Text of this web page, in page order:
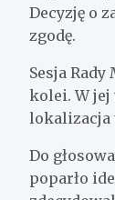
Decyzję o
zgodę.
Sesja
kolei. W
lokalizacja
Do
poparło